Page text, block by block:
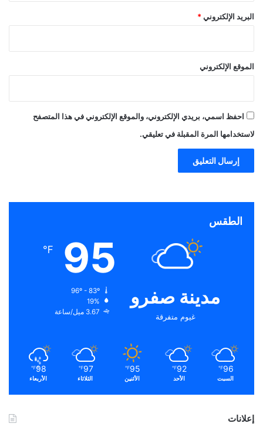
البريد الإلكتروني *
الموقع الإلكتروني
احفظ اسمي، بريدي الإلكتروني، والموقع الإلكتروني في هذا المتصفح
لاستخدامها المرة المقبلة في تعليقي.
الطقس
مدينة صفرو
غيوم متفرقة
95
℉
19%
3.67 ميل/ساعة
96
℉
السبت
92
℉
الأحد
95
℉
الأثنين
97
℉
الثلاثاء
98
℉
الأربعاء
إعلانات